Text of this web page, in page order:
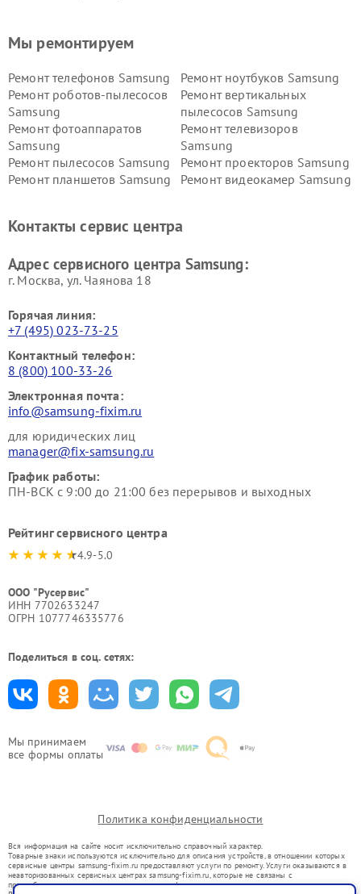
Мы принимаем
все формы оплаты
Мы ремонтируем
Ремонт телефонов Samsung
Ремонт ноутбуков Samsung
Ремонт роботов-пылесосов
Samsung
Ремонт вертикальных
пылесосов Samsung
Ремонт фотоаппаратов
Samsung
Ремонт телевизоров
Samsung
Ремонт пылесосов Samsung
Ремонт проекторов Samsung
Ремонт планшетов Samsung
Ремонт видеокамер Samsung
Контакты сервис центра
Адрес сервисного центра Samsung:
г. Москва, ул. Чаянова 18
Горячая линия:
+7 (495) 023-73-25
Контактный телефон:
8 (800) 100-33-26
Электронная почта:
info@samsung-fixim.ru
для юридических лиц
manager@fix-samsung.ru
График работы:
ПН-ВСК с 9:00 до 21:00 без перерывов и выходных
Рейтинг сервисного центра
4.9-5.0
ООО "Русервис"
ИНН 7702633247
ОГРН 1077746335776
Поделиться в соц. сетях:
Политика конфиденциальности
Вся информация на сайте носит исключительно справочный характер.
Товарные знаки используются исключительно для описания устройств, в отношении которых
сервисные центры samsung-fixim.ru предоставляют услуги по ремонту. Услуги оказываются в
неавторизованных сервисных центрах samsung-fixim.ru, которые не связаны с
правообладателями товарных знаков или их официальными представителями.